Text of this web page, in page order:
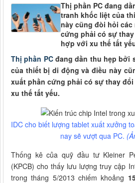
Thị phần PC đang
tranh khốc liệt của
này cũng đòi hỏi các
cứng phải có sự
hợp với xu thế tất
Thị phần PCđang dần thu hẹp bởi
của thiết bị di động và điều này
xuất phần cứng phải có sự thay
xu thế tất yếu.
IDC cho biết lượng tablet xuất xưởng
nay sẽ vượt qua PC.
Thống kê của quỹ đầu tư Kleiner
(KPCB) cho thấy lưu lượng truy cập
trong tháng 5/2013 chiếm khoảng